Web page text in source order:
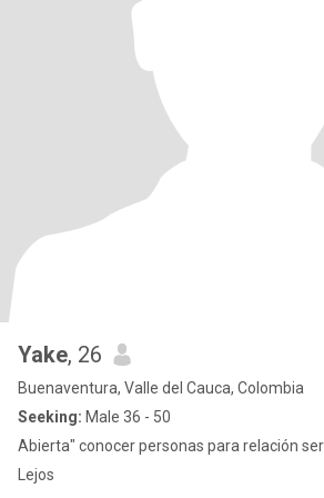
Yake, 26
Buenaventura, Valle del Cauca, Colombia
Seeking: Male 36 - 50
Abierta" conocer personas para relación
Lejos